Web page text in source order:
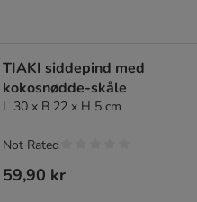
TIAKI siddepind med
kokosnødde-skåle
L 30 x B 22 x H 5 cm
59,90 kr
Not Rated